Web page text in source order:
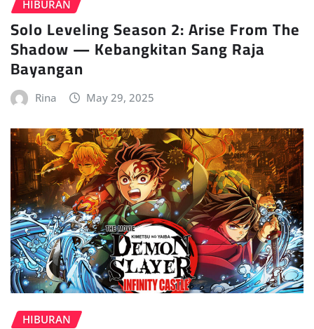
HIBURAN
Solo Leveling Season 2: Arise From The
Shadow — Kebangkitan Sang Raja
Bayangan
Rina May 29, 2025
HIBURAN